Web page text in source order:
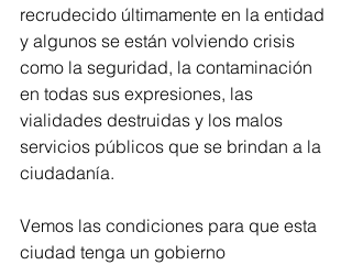
recrudecido últimamente en la entidad
y algunos se están volviendo crisis
como la seguridad, la contaminación
en todas sus expresiones, las
vialidades destruidas y los malos
servicios públicos que se brindan a la
ciudadanía.
Vemos las condiciones para que esta
ciudad tenga un gobierno